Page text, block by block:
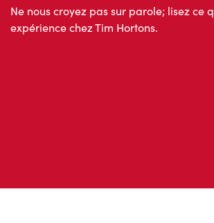
Ne nous croyez pas sur parole; lisez ce
expérience chez Tim Hortons.